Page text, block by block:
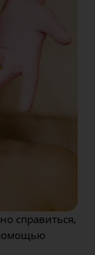
справиться,